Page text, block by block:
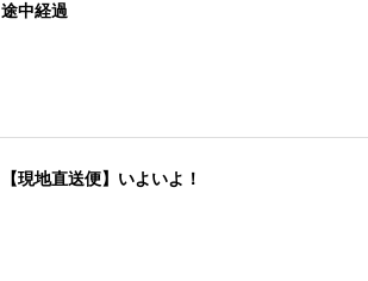
途中経過
【現地直送便】いよいよ！